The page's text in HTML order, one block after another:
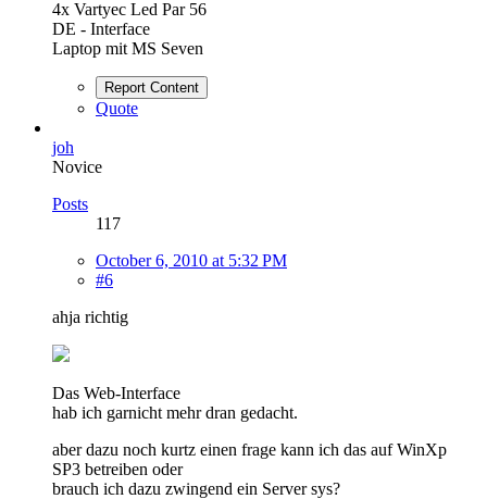
4x Vartyec Led Par 56
DE - Interface
Laptop mit MS Seven
Report Content
Quote
joh
Novice
Posts
117
October 6, 2010 at 5:32 PM
#6
ahja richtig
Das Web-Interface
hab ich garnicht mehr dran gedacht.
aber dazu noch kurtz einen frage kann ich das auf WinXp
SP3 betreiben oder
brauch ich dazu zwingend ein Server sys?